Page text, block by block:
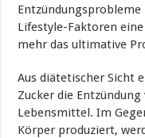
Lifestyle-Faktoren
mehr das ultimative
Aus diätetischer Sicht
Zucker die
Lebensmittel. Im
Körper produziert,